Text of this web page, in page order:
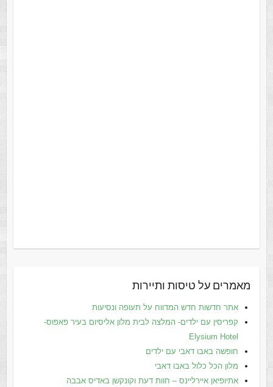
מאמרים על טיסות ותיירות
אתר חדשות חדש המדווח על תעופה ונסיעות
קפריסין עם ילדים- המלצה לבית מלון אליסיום בעיר פאפוס-
Elysium Hotel
חופשה באבו דאבי עם ילדים
מלון הכל כלול באבו דאבי
אתיופיאן איירליינס – חוות דעת וקונקשן באדיס אבבה